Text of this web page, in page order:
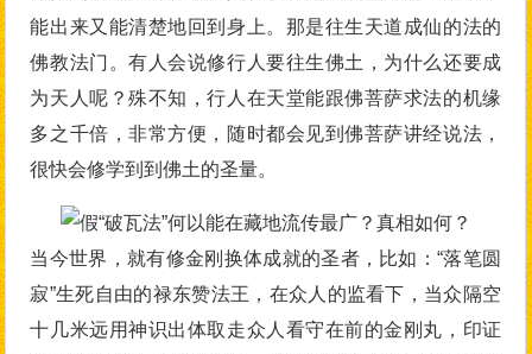
能出来又能清楚地回到身上。那是往生天道成仙的法的
佛教法门。有人会说修行人要往生佛土，为什么还要成
为天人呢？殊不知，行人在天堂能跟佛菩萨求法的机缘
多之千倍，非常方便，随时都会见到佛菩萨讲经说法，
很快会修学到到佛土的圣量。
当今世界，就有修金刚换体成就的圣者，比如：“落笔圆
寂”生死自由的禄东赞法王，在众人的监看下，当众隔空
十几米远用神识出体取走众人看守在前的金刚丸，印证